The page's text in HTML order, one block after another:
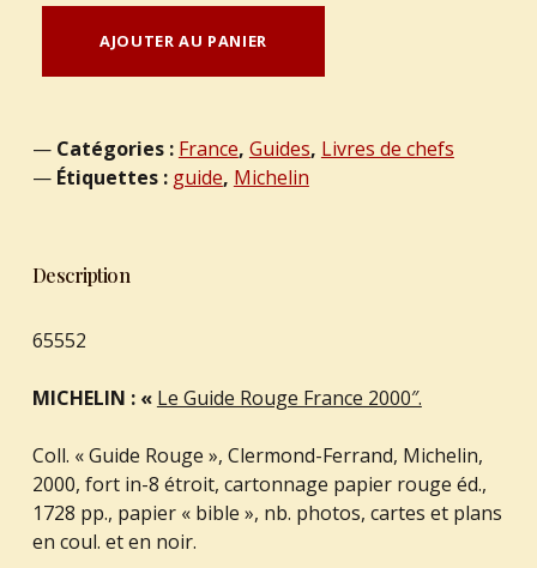
quantité de MICHELIN : "Le Guide Rouge France 2000".
AJOUTER AU PANIER
Catégories : France, Guides, Livres de chefs
Étiquettes : guide, Michelin
Description
65552
MICHELIN : « Le Guide Rouge France 2000″.
Coll. « Guide Rouge », Clermond-Ferrand, Michelin,
2000, fort in-8 étroit, cartonnage papier rouge éd.,
1728 pp., papier « bible », nb. photos, cartes et plans
en coul. et en noir.